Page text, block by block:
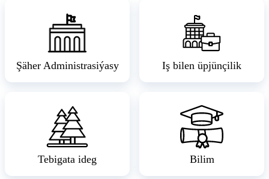
Şäher Administrasiýasy Iş bilen üpjünçilik
Tebigata ideg Bilim